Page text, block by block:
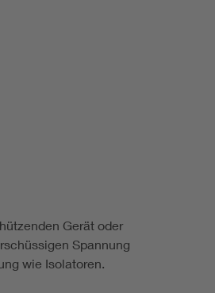
Gerät oder
Spannung
wie Isolatoren.